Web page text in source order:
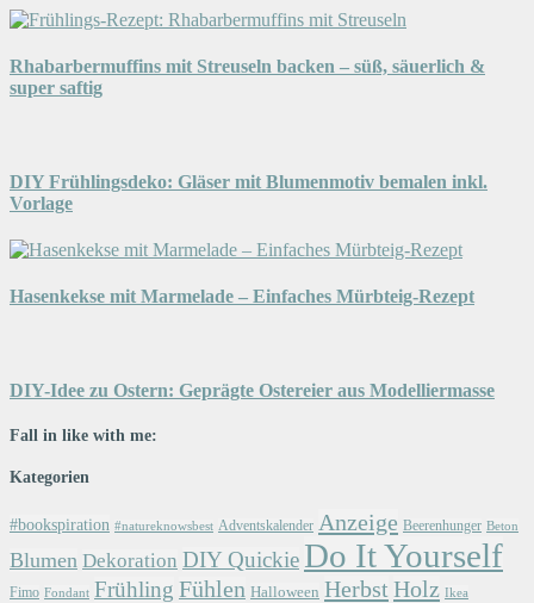
Rhabarbermuffins mit Streuseln backen – süß, säuerlich &
super saftig
DIY Frühlingsdeko: Gläser mit Blumenmotiv bemalen inkl.
Vorlage
Hasenkekse mit Marmelade – Einfaches Mürbteig-Rezept
DIY-Idee zu Ostern: Geprägte Ostereier aus Modelliermasse
Fall in like with me:
Kategorien
#bookspiration #natureknowsbest Adventskalender Anzeige Beerenhunger Beton
Blumen Dekoration DIY Quickie Do It Yourself
Fimo Fondant Frühling Fühlen Halloween HerbstHolz Ikea